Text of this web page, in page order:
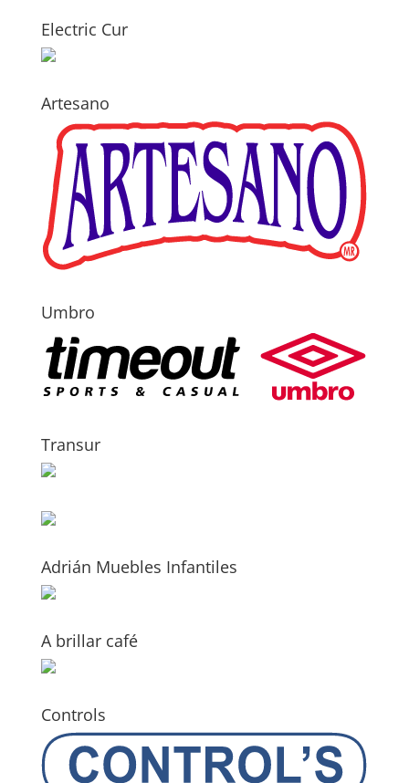
Electric Cur
Artesano
Umbro
Transur
Adrián Muebles Infantiles
A brillar café
Controls